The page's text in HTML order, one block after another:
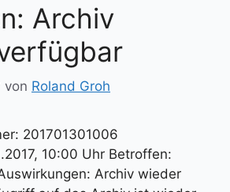
Archiv
von Roland Groh
201701301006
10:00 Uhr Betroffen:
Archiv wieder